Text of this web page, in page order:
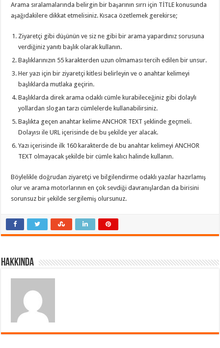
Arama sıralamalarında belirgin bir başarının sırrı için TİTLE konusunda
aşağıdakilere dikkat etmelisiniz. Kısaca özetlemek gerekirse;
Ziyaretçi gibi düşünün ve siz ne gibi bir arama yapardınız sorusuna
verdiğiniz yanıtı başlık olarak kullanın.
Başlıklarınızın 55 karakterden uzun olmaması tercih edilen bir unsur.
Her yazı için bir ziyaretçi kitlesi belirleyin ve o anahtar kelimeyi
başlıklarda mutlaka geçirin.
Başlıklarda direk arama odaklı cümle kurabileceğiniz gibi dolaylı
yollardan slogan tarzı cümlelerde kullanabilirsiniz.
Başlıkta geçen anahtar kelime ANCHOR TEXT şeklinde geçmeli.
Dolayısı ile URL içerisinde de bu şekilde yer alacak.
Yazı içerisinde ilk 160 karakterde de bu anahtar kelimeyi ANCHOR
TEXT olmayacak şekilde bir cümle kalıcı halinde kullanın.
Böylelikle doğrudan ziyaretçi ve bilgilendirme odaklı yazılar hazırlamış
olur ve arama motorlarının en çok sevdiği davranışlardan da birisini
sorunsuz bir şekilde sergilemiş olursunuz.
Hakkında